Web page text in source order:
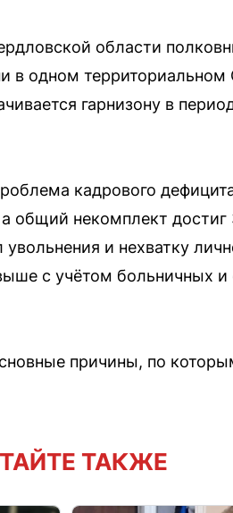
области
в одном
гарнизону в
кадрового
общий некомплект достиг
и нехватку
с учётом больничных
причины, по
ТАКЖЕ